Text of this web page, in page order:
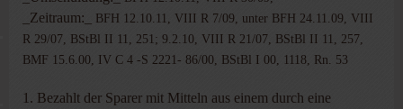
_Zeitraum:_
BFH 12.10.11, VIII R 7/09, unter BFH 24.11.09, VIII
R 29/07, BStBl II 11, 251; 9.2.10, VIII R 21/07, BStBl II 11, 257,
BMF 15.6.00, IV C 4 -S 2221- 86/00, BStBl I 00, 1118, Rn. 53
1. Bezahlt der Sparer mit Mitteln aus einem durch eine